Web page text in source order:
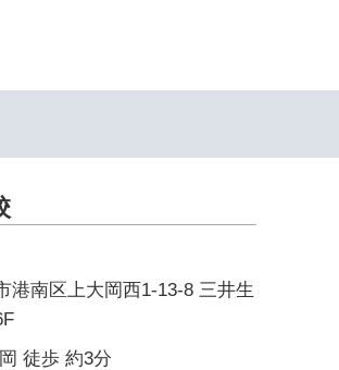
港南区上大岡西1-13-8 三井生
徒歩 約3分